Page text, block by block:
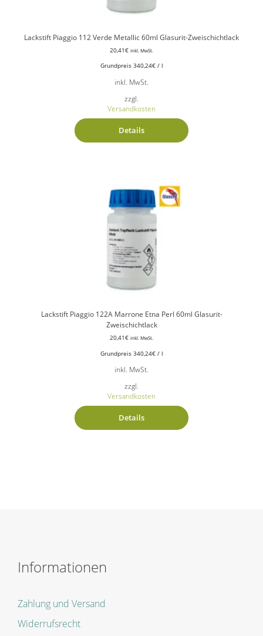
Lackstift Piaggio 112 Verde Metallic 60ml Glasurit-Zweischichtlack
20,41€ inkl. MwSt.
Grundpreis 340,24€/ l
inkl. MwSt.
zzgl.
Versandkosten
Details
Lackstift Piaggio 122A Marrone Etna Perl 60ml Glasurit-
Zweischichtlack
20,41€ inkl. MwSt.
Grundpreis 340,24€/ l
inkl. MwSt.
zzgl.
Versandkosten
Details
Informationen
Zahlung und Versand
Widerrufsrecht